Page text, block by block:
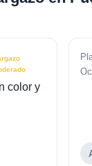
color y